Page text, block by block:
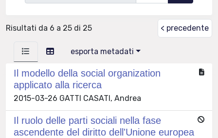
Risultati da 6 a 25 di 25 < precedente
esporta metadati
Il modello della social organization
applicato alla ricerca
2015-03-26 GATTI CASATI, Andrea
Il ruolo delle parti sociali nella fase
ascendente del diritto dell'Unione europea